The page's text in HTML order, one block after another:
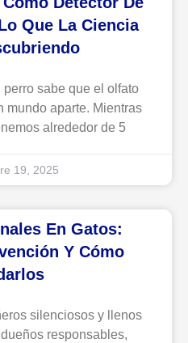
Que La Ciencia
sabe que el olfato
mundo aparte. Mientras
alrededor de 5
19, 2025
En Gatos:
Y Cómo
silenciosos y llenos
responsables,